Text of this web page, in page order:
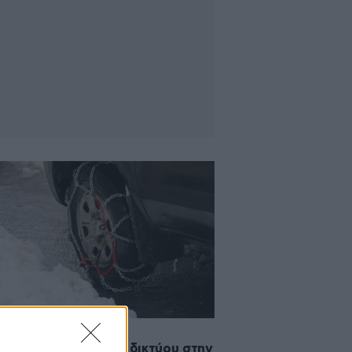
του οδικού δικτύου στην